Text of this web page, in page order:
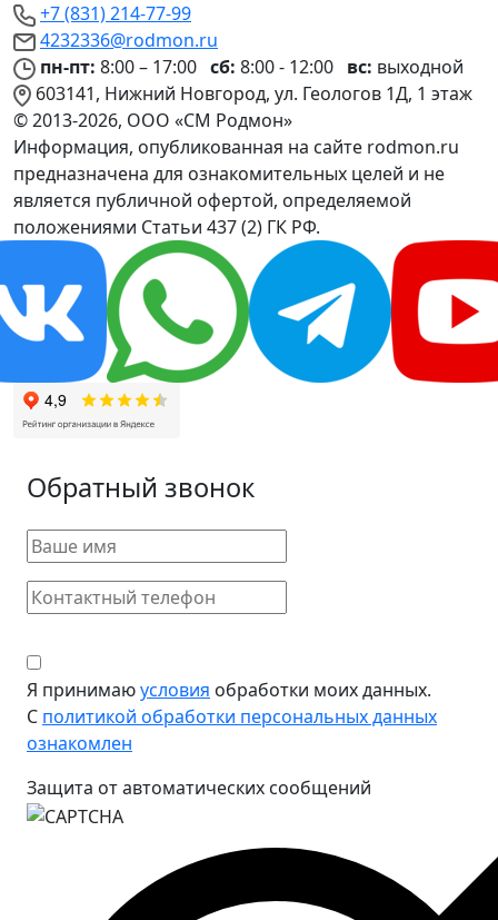
+7 (831) 214-77-99
4232336@rodmon.ru
пн-пт: 8:00 – 17:00 сб: 8:00 - 12:00 вс: выходной
603141, Нижний Новгород, ул. Геологов 1Д, 1 этаж
© 2013-2026, ООО «СМ Родмон»
Информация, опубликованная на сайте rodmon.ru
предназначена для ознакомительных целей и не
является публичной офертой, определяемой
положениями Статьи 437 (2) ГК РФ.
Обратный звонок
Я принимаюусловия обработки моих данных.
С политикой обработки персональных данных
ознакомлен
Защита от автоматических сообщений